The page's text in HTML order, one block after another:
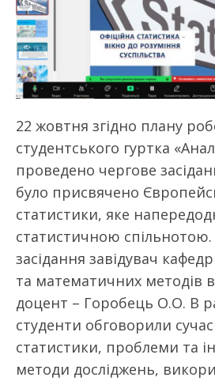
22 жовтня згідно плану
студентського гуртка
проведено чергове
було присвячено
статистики, яке
статистичною
засідання завідувач
та математичних методів
доцент – Горобець О.О. В
студенти обговорили
статистики, проблеми та
методи досліджень,